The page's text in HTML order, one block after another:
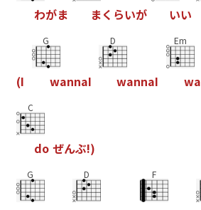
わがま まく らいが いい
(I
G
wannaI
D
wannaI
Em
wa
C
do ぜんぶ!)
G D F